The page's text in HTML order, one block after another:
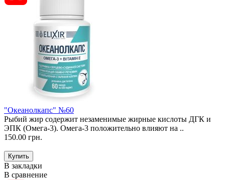
"Океанолкапс" №60
Рыбий жир содержит незаменимые жирные кислоты ДГК и
ЭПК (Омега-3). Омега-3 положительно влияют на ..
150.00 грн.
В закладки
В сравнение